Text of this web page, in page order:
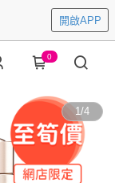
開啟APP
0
1/4